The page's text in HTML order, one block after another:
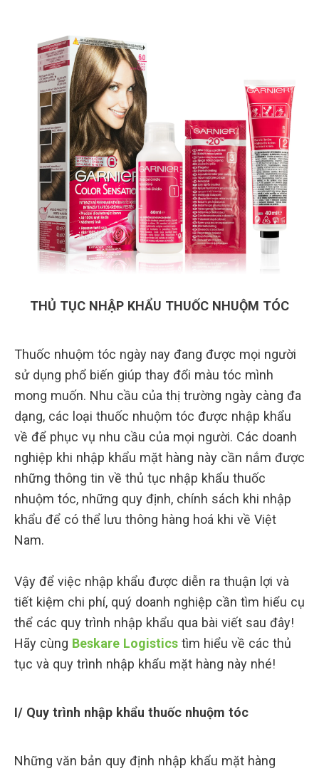
THỦ TỤC NHẬP KHẨU THUỐC NHUỘM TÓC
Thuốc nhuộm tóc ngày nay đang được mọi người
sử dụng phổ biến giúp thay đổi màu tóc mình
mong muốn. Nhu cầu của thị trường ngày càng đa
dạng, các loại thuốc nhuộm tóc được nhập khẩu
về để phục vụ nhu cầu của mọi người. Các doanh
nghiệp khi nhập khẩu mặt hàng này cần nắm được
những thông tin về thủ tục nhập khẩu thuốc
nhuộm tóc, những quy định, chính sách khi nhập
khẩu để có thể lưu thông hàng hoá khi về Việt
Nam.
Vậy để việc nhập khẩu được diễn ra thuận lợi và
tiết kiệm chi phí, quý doanh nghiệp cần tìm hiểu cụ
thể các quy trình nhập khẩu qua bài viết sau đây!
Hãy cùng Beskare Logistics tìm hiểu về các thủ
tục và quy trình nhập khẩu mặt hàng này nhé!
I/ Quy trình nhập khẩu thuốc nhuộm tóc
Những văn bản quy định nhập khẩu mặt hàng